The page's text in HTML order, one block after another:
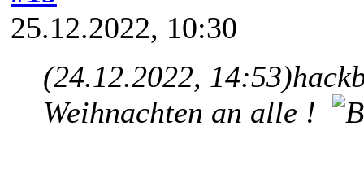
25.12.2022, 10:30
(24.12.2022, 14:53)
Weihnachten an alle !